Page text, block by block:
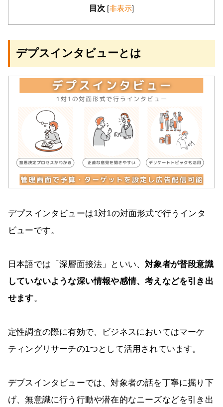
目次 [非表示]
デプスインタビューとは
デプスインタビューは1対1の対面形式で行うインタ
ビューです。
日本語では「深層面接法」といい、対象者が普段意識
していないような深い情報や感情、考えなどを引き出
せます。
定性調査の際に有効で、ビジネスにおいてはマーケ
ティングリサーチの1つとして活用されています。
デプスインタビューでは、対象者の話を丁寧に掘り下
げ、無意識に行う行動や潜在的なニーズなどを引き出